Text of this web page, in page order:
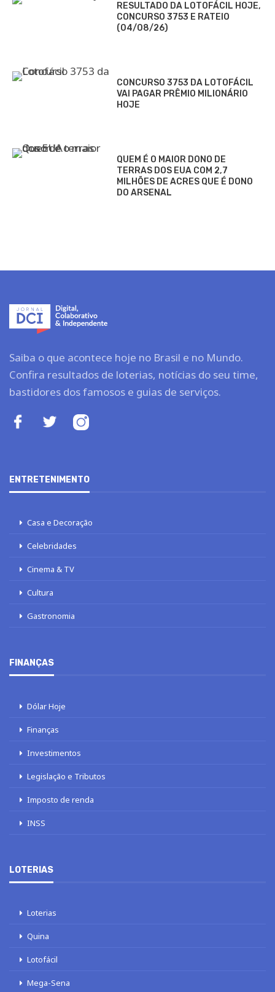
RESULTADO DA LOTOFÁCIL HOJE,
CONCURSO 3753 E RATEIO
(04/08/26)
CONCURSO 3753 DA LOTOFÁCIL
VAI PAGAR PRÊMIO MILIONÁRIO
HOJE
QUEM É O MAIOR DONO DE
TERRAS DOS EUA COM 2,7
MILHÕES DE ACRES QUE É DONO
DO ARSENAL
Saiba o que acontece hoje no Brasil e no Mundo.
Confira resultados de loterias, notícias do seu time,
bastidores dos famosos e guias de serviços.
ENTRETENIMENTO
Casa e Decoração
Celebridades
Cinema & TV
Cultura
Gastronomia
FINANÇAS
Dólar Hoje
Finanças
Investimentos
Legislação e Tributos
Imposto de renda
INSS
LOTERIAS
Loterias
Quina
Lotofácil
Mega-Sena